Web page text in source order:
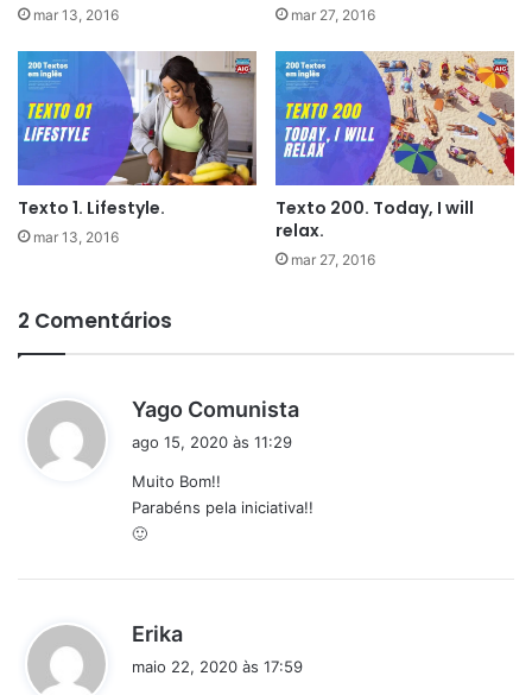
mar 13, 2016 mar 27, 2016
Texto 1. Lifestyle.
mar 13, 2016
Texto 200. Today, I will
relax.
mar 27, 2016
2 Comentários
Yago Comunista
e
ago 15, 2020 às 11:29
Muito Bom!!
Parabéns pela iniciativa!!
🙂
Erika
i
maio 22, 2020 às 17:59